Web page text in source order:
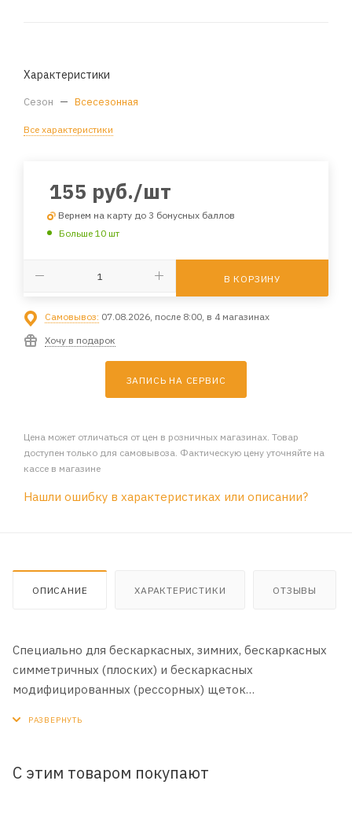
Характеристики
Сезон — Всесезонная
Все характеристики
155 руб./шт
Вернем на карту до 3 бонусных баллов
Больше 10 шт
В КОРЗИНУ
Самовывоз: 07.08.2026, после 8:00, в 4 магазинах
Хочу в подарок
ЗАПИСЬ НА СЕРВИС
Цена может отличаться от цен в розничных магазинах. Товар
доступен только для самовывоза. Фактическую цену уточняйте на
кассе в магазине
Нашли ошибку в характеристиках или описании?
ОПИСАНИЕ ХАРАКТЕРИСТИКИ ОТЗЫВЫ
Специально для бескаркасных, зимних, бескаркасных
симметричных (плоских) и бескаркасных
модифицированных (рессорных) щеток
Captur c 2016 г. Duster c 2016 г. Адаптеры Osawa
С этим товаром покупают